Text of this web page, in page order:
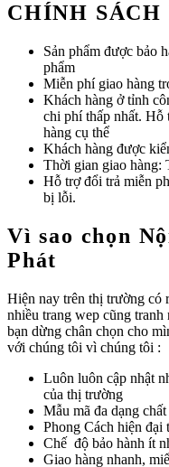
CHÍNH SÁCH
Sản phẩm được bảo
phẩm
Miễn phí giao hàng
Khách hàng ở tỉnh
chi phí thấp nhất. Hỗ
hàng cụ thể
Khách hàng được
Thời gian giao hàng:
Hỗ trợ đổi trả miễn
bị lỗi.
Vì sao chọn
Phát
Hiện nay trên thị trường có
nhiều trang wep cũng tranh
bạn dừng chân chọn cho
với chúng tôi vì chúng tôi :
Luôn luôn cập nhật
của thị trường
Mẫu mã đa dạng
Phong Cách hiện đại
Chế độ bảo hành ít
Giao hàng nhanh,